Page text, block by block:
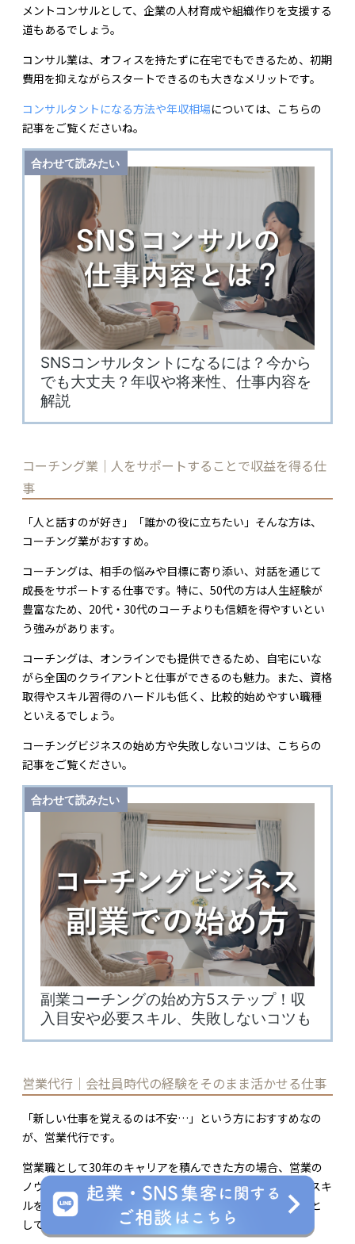
メントコンサルとして、企業の人材育成や組織作りを支援する
道もあるでしょう。
コンサル業は、オフィスを持たずに在宅でもできるため、初期
費用を抑えながらスタートできるのも大きなメリットです。
コンサルタントになる方法や年収相場については、こちらの
記事をご覧くださいね。
コーチング業｜人をサポートすることで収益を得る仕
事
「人と話すのが好き」「誰かの役に立ちたい」そんな方は、
コーチング業がおすすめ。
コーチングは、相手の悩みや目標に寄り添い、対話を通じて
成長をサポートする仕事です。特に、50代の方は人生経験が
豊富なため、20代・30代のコーチよりも信頼を得やすいとい
う強みがあります。
コーチングは、オンラインでも提供できるため、自宅にいな
がら全国のクライアントと仕事ができるのも魅力。また、資格
取得やスキル習得のハードルも低く、比較的始めやすい職種
といえるでしょう。
コーチングビジネスの始め方や失敗しないコツは、こちらの
記事をご覧ください。
営業代行｜会社員時代の経験をそのまま活かせる仕事
「新しい仕事を覚えるのは不安…」という方におすすめなの
が、営業代行です。
営業職として30年のキャリアを積んできた方の場合、営業の
ノウハウや交渉スキルという大きな武器があります。このスキ
ルを活かし、企業の営業活動をサポートする「営業代行」と
して独立できるでしょう。